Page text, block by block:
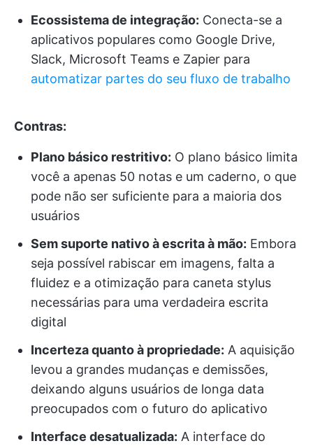
Ecossistema de integração: Conecta-se a
aplicativos populares como Google Drive,
Slack, Microsoft Teams e Zapier para
automatizar partes do seu fluxo de trabalho
Contras:
Plano básico restritivo: O plano básico limita
você a apenas 50 notas e um caderno, o que
pode não ser suficiente para a maioria dos
usuários
Sem suporte nativo à escrita à mão: Embora
seja possível rabiscar em imagens, falta a
fluidez e a otimização para caneta stylus
necessárias para uma verdadeira escrita
digital
Incerteza quanto à propriedade: A aquisição
levou a grandes mudanças e demissões,
deixando alguns usuários de longa data
preocupados com o futuro do aplicativo
Interface desatualizada: A interface do